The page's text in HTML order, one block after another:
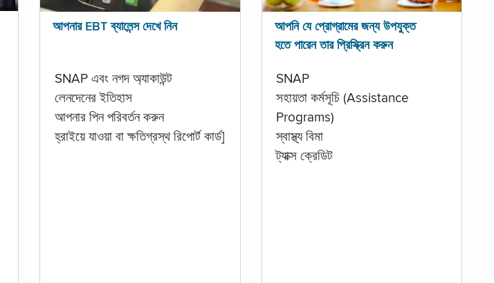
আপনার EBT ব্যালেন্স দেখে নিন
SNAP এবং নগদ অ্যাকাউন্ট
লেনদেনের ইতিহাস
আপনার পিন পরিবর্তন করুন
হ্রাইয়ে যাওয়া বা ক্ষতিগ্রস্থ রিপোর্ট কার্ড]
আপনি যে প্রোগ্রামের জন্য উপযুক্ত
হতে পারেন তার প্রিস্ক্রিন করুন
SNAP
সহায়তা কর্মসূচি (Assistance
Programs)
স্বাস্থ্য বিমা
ট্যাক্স ক্রেডিট